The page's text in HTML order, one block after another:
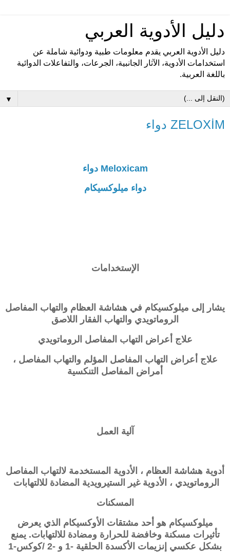
دليل الأدوية العربي
دليل الأدوية العربي يقدم معلومات طبية ودوائية شاملة عن
استخدامات الأدوية، الآثار الجانبية، الجرعات، والتفاعلات الدوائية
باللغة العربية.
▼
ZELOXİM دواء
Meloxicam دواء
دواء ميلوكسيكام
الإستخدامات
يشار إلى ميلوكسيكام في هشاشة العظام والتهاب المفاصل
الروماتويدي والتهاب الفقار اللاصق
علاج أعراض التهاب المفاصل الروماتويدي
علاج أعراض التهاب المفاصل المؤلم والتهاب المفاصل ،
أمراض المفاصل التنكسية
آلية العمل
أدوية هشاشة العظام ، الأدوية المستخدمة لالتهاب المفاصل
الروماتويدي ، الأدوية غير الستيرويدية المضادة للالتهابات
المسكنات
ميلوكسيكام هو أحد مشتقات الأوكسيكام الذي يعرض
تأثيرات مسكنة وخافضة للحرارة ومضادة للالتهابات. يمنع
بشكل عكسي إنزيمات الأكسدة الحلقية -1 و -2 /كوكس-1